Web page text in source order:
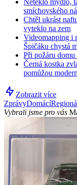
Neteklo mýdlo,
smíchovského
Chtěl ukrást
vyteklo na zem
Videomapping i
Špičáku chystá
Při požáru
Černá kostka
pomůžou
Zobrazit více
ZprávyDomácí
Vybrali jsme pro vás